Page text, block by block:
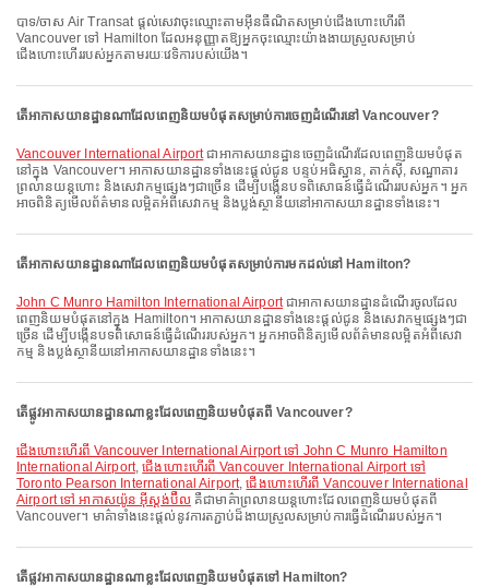
បាទ/ចាស Air Transat ផ្តល់សេវាចុះឈ្មោះតាមអ៊ីនធឺណិតសម្រាប់ជើងហោះហើរពី
Vancouver ទៅ Hamilton ដែលអនុញ្ញាតឱ្យអ្នកចុះឈ្មោះយ៉ាងងាយស្រួលសម្រាប់
ជើងហោះហើររបស់អ្នកតាមរយៈវេទិការបស់យើង។
តើអាកាសយានដ្ឋានណាដែលពេញនិយមបំផុតសម្រាប់ការចេញដំណើរនៅ Vancouver?
Vancouver International Airportជាអាកាសយានដ្ឋានចេញដំណើរដែលពេញនិយមបំផុត
នៅក្នុង Vancouver។ អាកាសយានដ្ឋានទាំងនេះផ្តល់ជូន បន្ទប់អធិស្ឋាន, តាក់ស៊ី, សណ្ឋាគារ
ព្រលានយន្តហោះ និងសេវាកម្មផ្សេងៗជាច្រើន ដើម្បីបង្កើនបទពិសោធន៍ធ្វើដំណើររបស់អ្នក។ អ្នក
អាចពិនិត្យមើលព័ត៌មានលម្អិតអំពីសេវាកម្ម និងប្លង់ស្ថានីយនៅអាកាសយានដ្ឋានទាំងនេះ។
តើអាកាសយានដ្ឋានណាដែលពេញនិយមបំផុតសម្រាប់ការមកដល់នៅ Hamilton?
John C Munro Hamilton International Airportជាអាកាសយានដ្ឋានដំណើរចូលដែល
ពេញនិយមបំផុតនៅក្នុង Hamilton។ អាកាសយានដ្ឋានទាំងនេះផ្តល់ជូន និងសេវាកម្មផ្សេងៗជា
ច្រើន ដើម្បីបង្កើនបទពិសោធន៍ធ្វើដំណើររបស់អ្នក។ អ្នកអាចពិនិត្យមើលព័ត៌មានលម្អិតអំពីសេវា
កម្ម និងប្លង់ស្ថានីយនៅអាកាសយានដ្ឋានទាំងនេះ។
តើផ្លូវអាកាសយានដ្ឋានណាខ្លះដែលពេញនិយមបំផុតពី Vancouver?
ជើងហោះហើរពី Vancouver International Airport ទៅ John C Munro Hamilton
International Airport,ជើងហោះហើរពី Vancouver International Airport ទៅ
Toronto Pearson International Airport,ជើងហោះហើរពី Vancouver International
Airport ទៅ អាកាសយ៉ូន អ៊ីស្តង់ប៊ឺលគឺជាមាគ៌ាព្រលានយន្តហោះដែលពេញនិយមបំផុតពី
Vancouver។ មាគ៌ាទាំងនេះផ្តល់នូវការតភ្ជាប់ដ៏ងាយស្រួលសម្រាប់ការធ្វើដំណើររបស់អ្នក។
តើផ្លូវអាកាសយានដ្ឋានណាខ្លះដែលពេញនិយមបំផុតទៅ Hamilton?